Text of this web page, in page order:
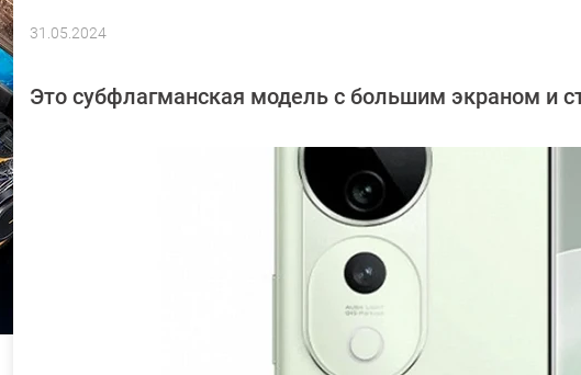
31.05.2024
Калашников
Это субфлагманская модель с большим экраном и